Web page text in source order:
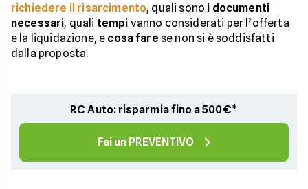
richiedere il risarcimento, quali sono i documenti
necessari, quali tempi vanno considerati per l’offerta
e la liquidazione, e cosa fare se non si è soddisfatti
dalla proposta.
RC Auto: risparmia fino a 500€*
Fai un PREVENTIVO